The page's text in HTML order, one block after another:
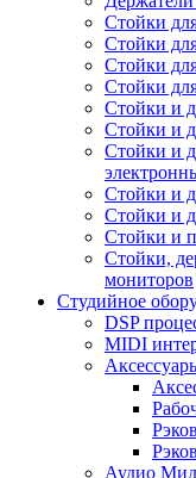
Стойки
Стойки
Стойки
Стойки
Стойки и
Стойки и
Стойки и
Стойки и
Стойки и
Стойки и
Стойки,
мониторов
Студийное
DSP
MIDI
Аудио